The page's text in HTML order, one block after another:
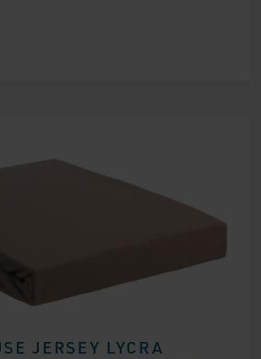
JERSEY LYCRA